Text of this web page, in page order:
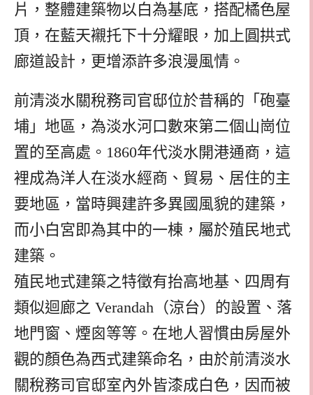
片，整體建築物以白為基底，搭配橘色屋
頂，在藍天襯托下十分耀眼，加上圓拱式
廊道設計，更增添許多浪漫風情。
前清淡水關稅務司官邸位於昔稱的「砲臺
埔」地區，為淡水河口數來第二個山崗位
置的至高處。1860年代淡水開港通商，這
裡成為洋人在淡水經商、貿易、居住的主
要地區，當時興建許多異國風貌的建築，
而小白宮即為其中的一棟，屬於殖民地式
建築。
殖民地式建築之特徵有抬高地基、四周有
類似迴廊之 Verandah（涼台）的設置、落
地門窗、煙囪等等。在地人習慣由房屋外
觀的顏色為西式建築命名，由於前清淡水
關稅務司官邸室內外皆漆成白色，因而被